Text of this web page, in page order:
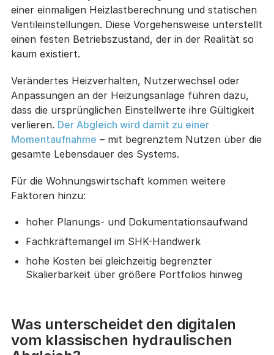
einer einmaligen Heizlastberechnung und statischen
Ventileinstellungen. Diese Vorgehensweise unterstellt
einen festen Betriebszustand, der in der Realität so
kaum existiert.
Verändertes Heizverhalten, Nutzerwechsel oder
Anpassungen an der Heizungsanlage führen dazu,
dass die ursprünglichen Einstellwerte ihre Gültigkeit
verlieren. Der Abgleich wird damit zu einer
Momentaufnahme – mit begrenztem Nutzen über die
gesamte Lebensdauer des Systems.
Für die Wohnungswirtschaft kommen weitere
Faktoren hinzu:
hoher Planungs- und Dokumentationsaufwand
Fachkräftemangel im SHK-Handwerk
hohe Kosten bei gleichzeitig begrenzter
Skalierbarkeit über größere Portfolios hinweg
Was unterscheidet den digitalen
vom klassischen hydraulischen